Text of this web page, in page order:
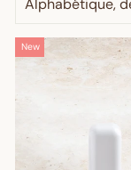
New